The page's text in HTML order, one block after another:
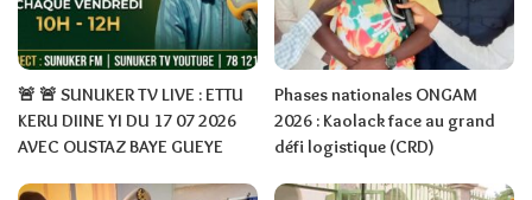
🚨 🚨 SUNUKER TV LIVE : ETTU
KERU DIINE YI DU 17 07 2026
AVEC OUSTAZ BAYE GUEYE
Phases nationales ONGAM
2026 : Kaolack face au grand
défi logistique (CRD)